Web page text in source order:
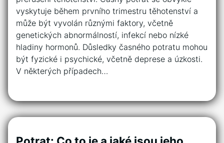
vyskytuje během prvního trimestru těhotenství a
může být vyvolán různými faktory, včetně
genetických abnormálností, infekcí nebo nízké
hladiny hormonů. Důsledky časného potratu mohou
být fyzické i psychické, včetně deprese a úzkosti.
V některých případech…